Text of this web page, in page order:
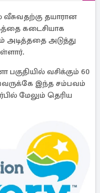
தயாரான
கடைசியாக
அடுத்து
வசிக்கும் 60
இந்த சம்பவம்
மேலும் தெரிய